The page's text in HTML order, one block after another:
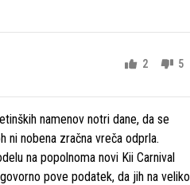
2 5
namenov notri dane, da se
nobena zračna vreča odprla.
na popolnoma novi Kii Carnival
pove podatek, da jih na veliko